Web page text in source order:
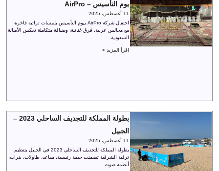
يوم التأسيس – AirPro
11 أغسطس، 2025
احتفال شركة AirPro بيوم التأسيس بلمسات تراثية فاخرة،
مع مجالس عربية، فرق غنائية، وضيافة متكاملة تعكس الأصالة
السعودية.
اقرأ المزيد >
بطولة المملكة للتجديف الساحلي 2023 –
الجبيل
11 أغسطس، 2025
بطولة المملكة للتجديف الساحلي 2023 في الجبيل بتنظيم
ترفية الشرقية تضمنت خيمة رئيسية، مقاعد، طاولات، بنرات،
أنظمة صوت.